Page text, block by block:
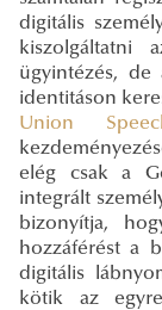
digitális
kiszolgáltatni
ügyintézés, de
identitáson
Union
elég csak a
integrált
bizonyítja,
hozzáférést a
digitális
kötik az